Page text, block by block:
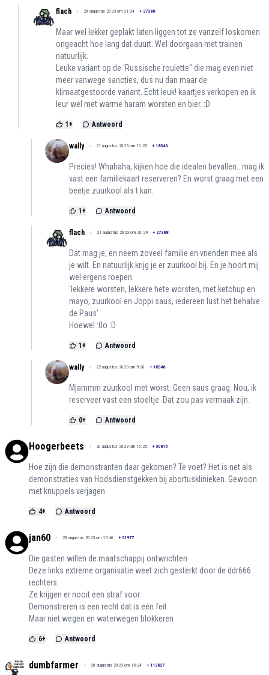
flach 20 augustus 2023 om 21:24 + 27388
Maar wel lekker geplakt laten liggen tot ze vanzelf loskomen
ongeacht hoe lang dat duurt. Wel doorgaan met trainen
natuurlijk.
Leuke variant op de 'Russische roulette" die mag even niet
meer vanwege sancties, dus nu dan maar de
klimaatgestoorde variant. Echt leuk! kaartjes verkopen en ik
leur wel met warme haram worsten en bier. :D
1 + Antwoord
wally 21 augustus 2023 om 10:25 + 18346
Precies! Whahaha, kijken hoe die idealen bevallen.. mag ik
vast een familiekaart reserveren? En worst graag met een
beetje zuurkool als t kan.
1 + Antwoord
flach 21 augustus 2023 om 20:29 + 27388
Dat mag je, en neem zoveel familie en vrienden mee als
je wilt. En natuurlijk krijg je er zuurkool bij. En je hoort mij
wel ergens roepen:
'lekkere worsten, lekkere hete worsten, met ketchup en
mayo, zuurkool en Joppi saus, iedereen lust het behalve
de Paus'
Hoewel :0o :D
1 + Antwoord
wally 22 augustus 2023 om 9:28 + 18346
Mjammm zuurkool met worst. Geen saus graag. Nou, ik
reserveer vast een stoeltje. Dat zou pas vermaak zijn.
0+ Antwoord
Hoogerbeets 20 augustus 2023 om 16:25 + 30815
Hoe zijn die demonstranten daar gekomen? Te voet? Het is net als
demonstraties van Hodsdienstgekken bij abortusklinieken. Gewoon
met knuppels verjagen.
4+ Antwoord
jan60 20 augustus 2023 om 15:46 + 51977
Die gasten willen de maatschappij ontwrichten
Deze links extreme organisatie weet zich gesterkt door de ddr666
rechters
Ze krijgen er nooit een straf voor
Demonstreren is een recht dat is een feit
Maar niet wegen en waterwegen blokkeren
6+ Antwoord
dumbfarmer 20 augustus 2023 om 15:24 + 112827